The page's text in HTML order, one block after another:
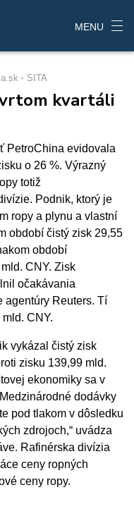
MENU
SITA
kvartáli
PetroChina evidovala
o 26 %. Výrazný
totiž
Podnik, ktorý je
ropy a plynu a vlastní
období čistý zisk 29,55
období
CNY. Zisk
očakávania
agentúry Reuters. Tí
CNY.
vykázal čistý zisk
zisku 139,99 mld.
ekonomiky sa v
dodávky
pod tlakom v dôsledku
zdrojoch,“ uvádza
Rafinérska divízia
ceny ropných
ceny ropy.